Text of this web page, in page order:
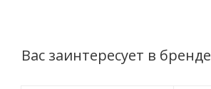
Вас заинтересует в